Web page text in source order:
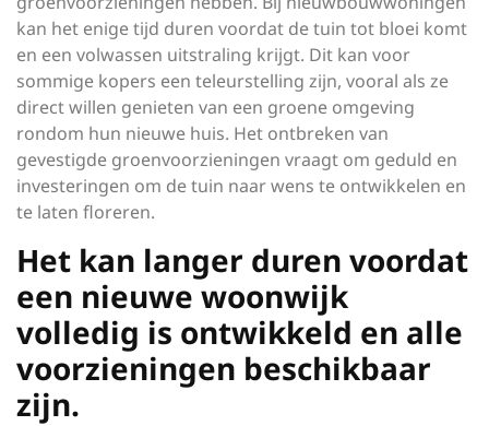
kan het enige tijd duren voordat de tuin tot bloei komt
en een volwassen uitstraling krijgt. Dit kan voor
sommige kopers een teleurstelling zijn, vooral als ze
direct willen genieten van een groene omgeving
rondom hun nieuwe huis. Het ontbreken van
gevestigde groenvoorzieningen vraagt om geduld en
investeringen om de tuin naar wens te ontwikkelen en
te laten floreren.
Het kan langer duren voordat
een nieuwe woonwijk
volledig is ontwikkeld en alle
voorzieningen beschikbaar
zijn.